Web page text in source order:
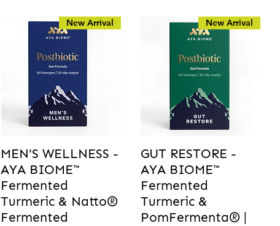
New Arrival
GUT RESTORE -
AYA BIOME™
Fermented
Turmeric &
PomFermenta® |
New Arrival
MEN'S WELLNESS -
AYA BIOME™
Fermented
Turmeric & Natto®
Fermented